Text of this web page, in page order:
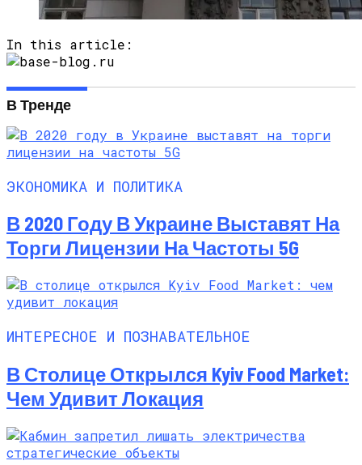
In this article:
В Тренде
ЭКОНОМИКА И ПОЛИТИКА
В 2020 Году В Украине Выставят На
Торги Лицензии На Частоты 5G
ИНТЕРЕСНОЕ И ПОЗНАВАТЕЛЬНОЕ
В Столице Открылся Kyiv Food Market:
Чем Удивит Локация